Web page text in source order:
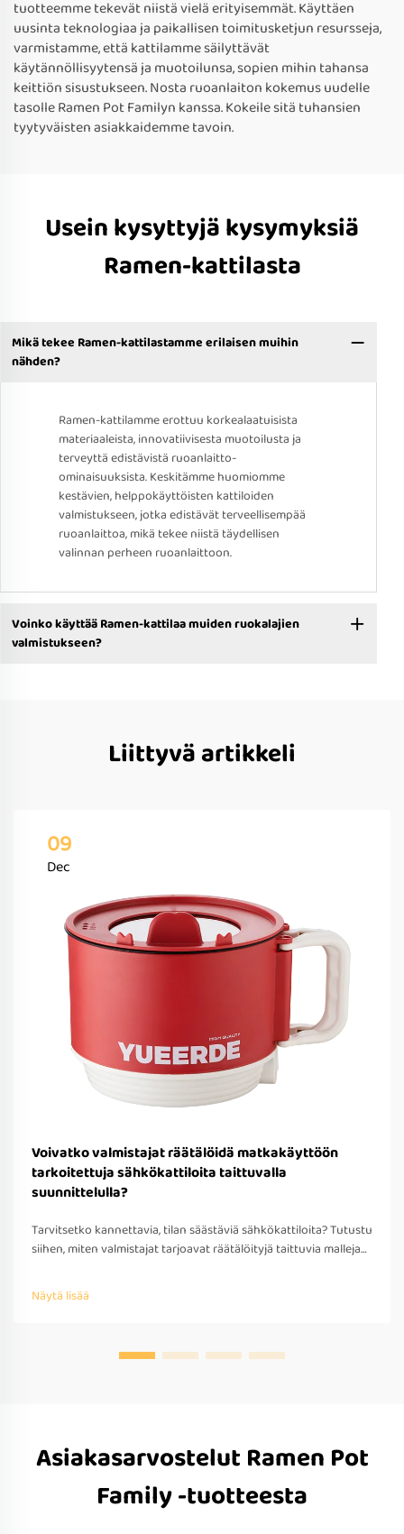
tuotteemme tekevät niistä vielä erityisemmät. Käyttäen
uusinta teknologiaa ja paikallisen toimitusketjun resursseja,
varmistamme, että kattilamme säilyttävät
käytännöllisyytensä ja muotoilunsa, sopien mihin tahansa
keittiön sisustukseen. Nosta ruoanlaiton kokemus uudelle
tasolle Ramen Pot Familyn kanssa. Kokeile sitä tuhansien
tyytyväisten asiakkaidemme tavoin.
Usein kysyttyjä kysymyksiä
Ramen-kattilasta
Mikä tekee Ramen-kattilastamme erilaisen muihin
nähden?
Ramen-kattilamme erottuu korkealaatuisista
materiaaleista, innovatiivisesta muotoilusta ja
terveyttä edistävistä ruoanlaitto-
ominaisuuksista. Keskitämme huomiomme
kestävien, helppokäyttöisten kattiloiden
valmistukseen, jotka edistävät terveellisempää
ruoanlaittoa, mikä tekee niistä täydellisen
valinnan perheen ruoanlaittoon.
Voinko käyttää Ramen-kattilaa muiden ruokalajien
valmistukseen?
Liittyvä artikkeli
09
Dec
Voivatko valmistajat räätälöidä matkakäyttöön
tarkoitettuja sähkökattiloita taittuvalla
suunnittelulla?
Tarvitsetko kannettavia, tilan säästäviä sähkökattiloita? Tutustu
siihen, miten valmistajat tarjoavat räätälöityjä taittuvia malleja
kansainvälinen yhteensopivuus. Pyydä tarjous jo tänään.
Näytä lisää
Asiakasarvostelut Ramen Pot
Family -tuotteesta